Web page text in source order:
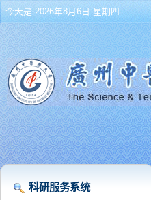
今天是 2026年8月6日 星期四
科研服务系统